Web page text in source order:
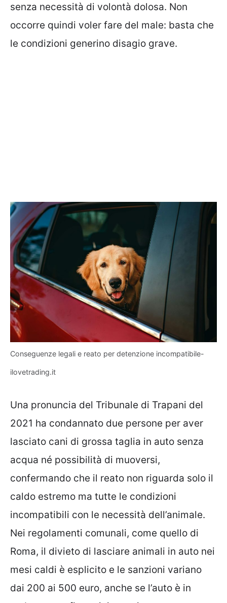
senza necessità di volontà dolosa. Non
occorre quindi voler fare del male: basta che
le condizioni generino disagio grave.
Conseguenze legali e reato per detenzione incompatibile-
ilovetrading.it
Una pronuncia del Tribunale di Trapani del
2021 ha condannato due persone per aver
lasciato cani di grossa taglia in auto senza
acqua né possibilità di muoversi,
confermando che il reato non riguarda solo il
caldo estremo ma tutte le condizioni
incompatibili con le necessità dell’animale.
Nei regolamenti comunali, come quello di
Roma, il divieto di lasciare animali in auto nei
mesi caldi è esplicito e le sanzioni variano
dai 200 ai 500 euro, anche se l’auto è in